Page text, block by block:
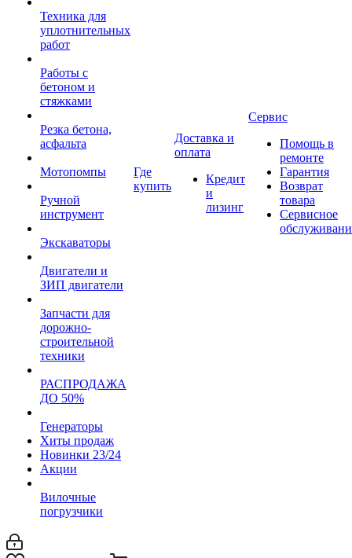
Техника для
уплотнительных
работ
Работы с
бетоном и
стяжками
Резка бетона,
асфальта
Мотопомпы
Ручной
инструмент
Экскаваторы
Двигатели и
ЗИП двигатели
Запчасти для
дорожно-
строительной
техники
РАСПРОДАЖА
ДО 50%
Генераторы
Хиты продаж
Новинки 23/24
Акции
Вилочные
погрузчики
Где
купить
Доставка и
оплата
Кредит
и
лизинг
Сервис
Помощь в
ремонте
Гарантия
Возврат
товара
Сервисное